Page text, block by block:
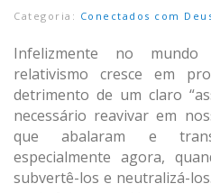
Categoria: Conectados com
Infelizmente no
relativismo cresce em
detrimento de um claro
necessário reavivar em
que abalaram e
especialmente agora,
subvertê-los e neutralizá-